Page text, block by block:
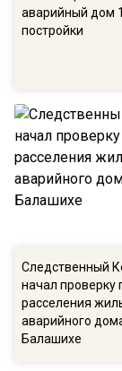
аварийный дом
постройки
Следственный
начал проверку
расселения
аварийного
Балашихе